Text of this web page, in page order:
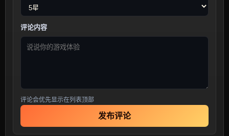
评论内容
评论会优先显示在列表顶部
发布评论